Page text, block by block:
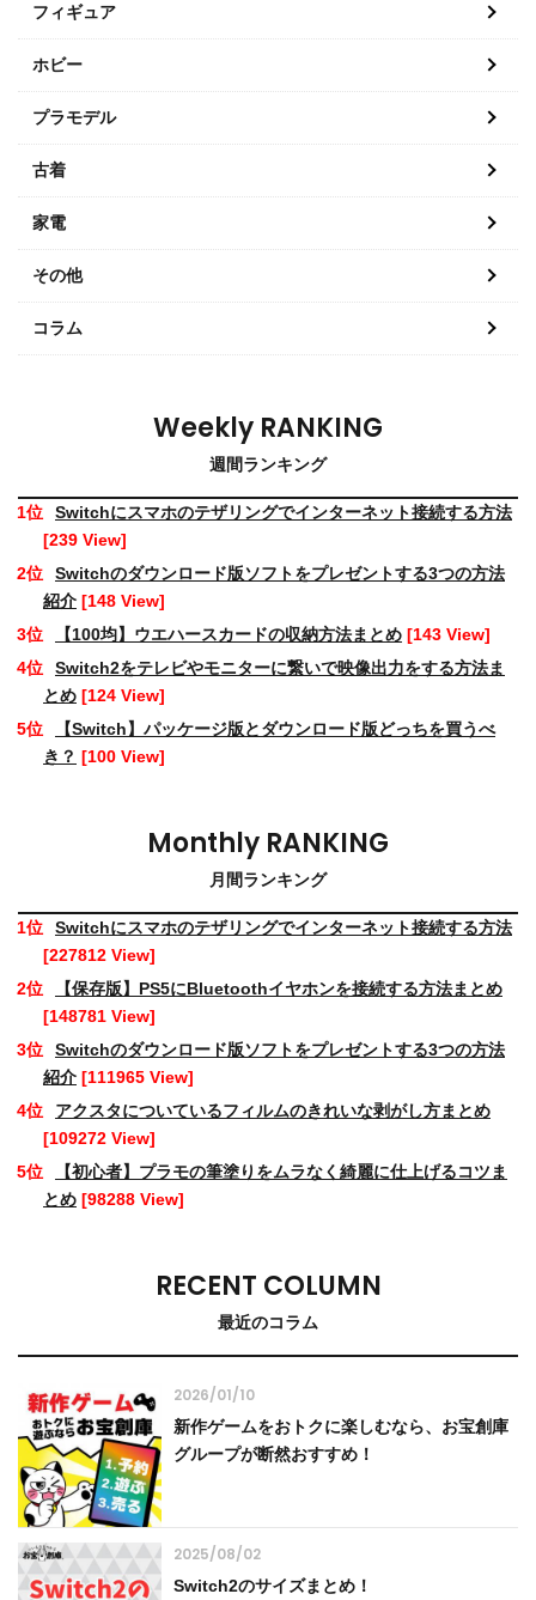
フィギュア
ホビー
プラモデル
古着
家電
その他
コラム
Weekly RANKING
週間ランキング
Switchにスマホのテザリングでインターネット接続する方法
[239 View]
Switchのダウンロード版ソフトをプレゼントする3つの方法
紹介 [148 View]
【100均】ウエハースカードの収納方法まとめ [143 View]
Switch2をテレビやモニターに繋いで映像出力をする方法ま
とめ [124 View]
【Switch】パッケージ版とダウンロード版どっちを買うべ
き？ [100 View]
Monthly RANKING
月間ランキング
Switchにスマホのテザリングでインターネット接続する方法
[227812 View]
【保存版】PS5にBluetoothイヤホンを接続する方法まとめ
[148781 View]
Switchのダウンロード版ソフトをプレゼントする3つの方法
紹介 [111965 View]
アクスタについているフィルムのきれいな剥がし方まとめ
[109272 View]
【初心者】プラモの筆塗りをムラなく綺麗に仕上げるコツま
とめ [98288 View]
RECENT COLUMN
最近のコラム
2026/01/10
新作ゲームをおトクに楽しむなら、お宝創庫
グループが断然おすすめ！
2025/08/02
Switch2のサイズまとめ！